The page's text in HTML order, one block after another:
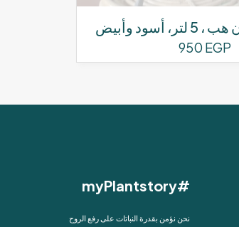
وأبيض
950 EGP
#myPlantstory
نحن نؤمن بقدرة النباتات على رفع الروح